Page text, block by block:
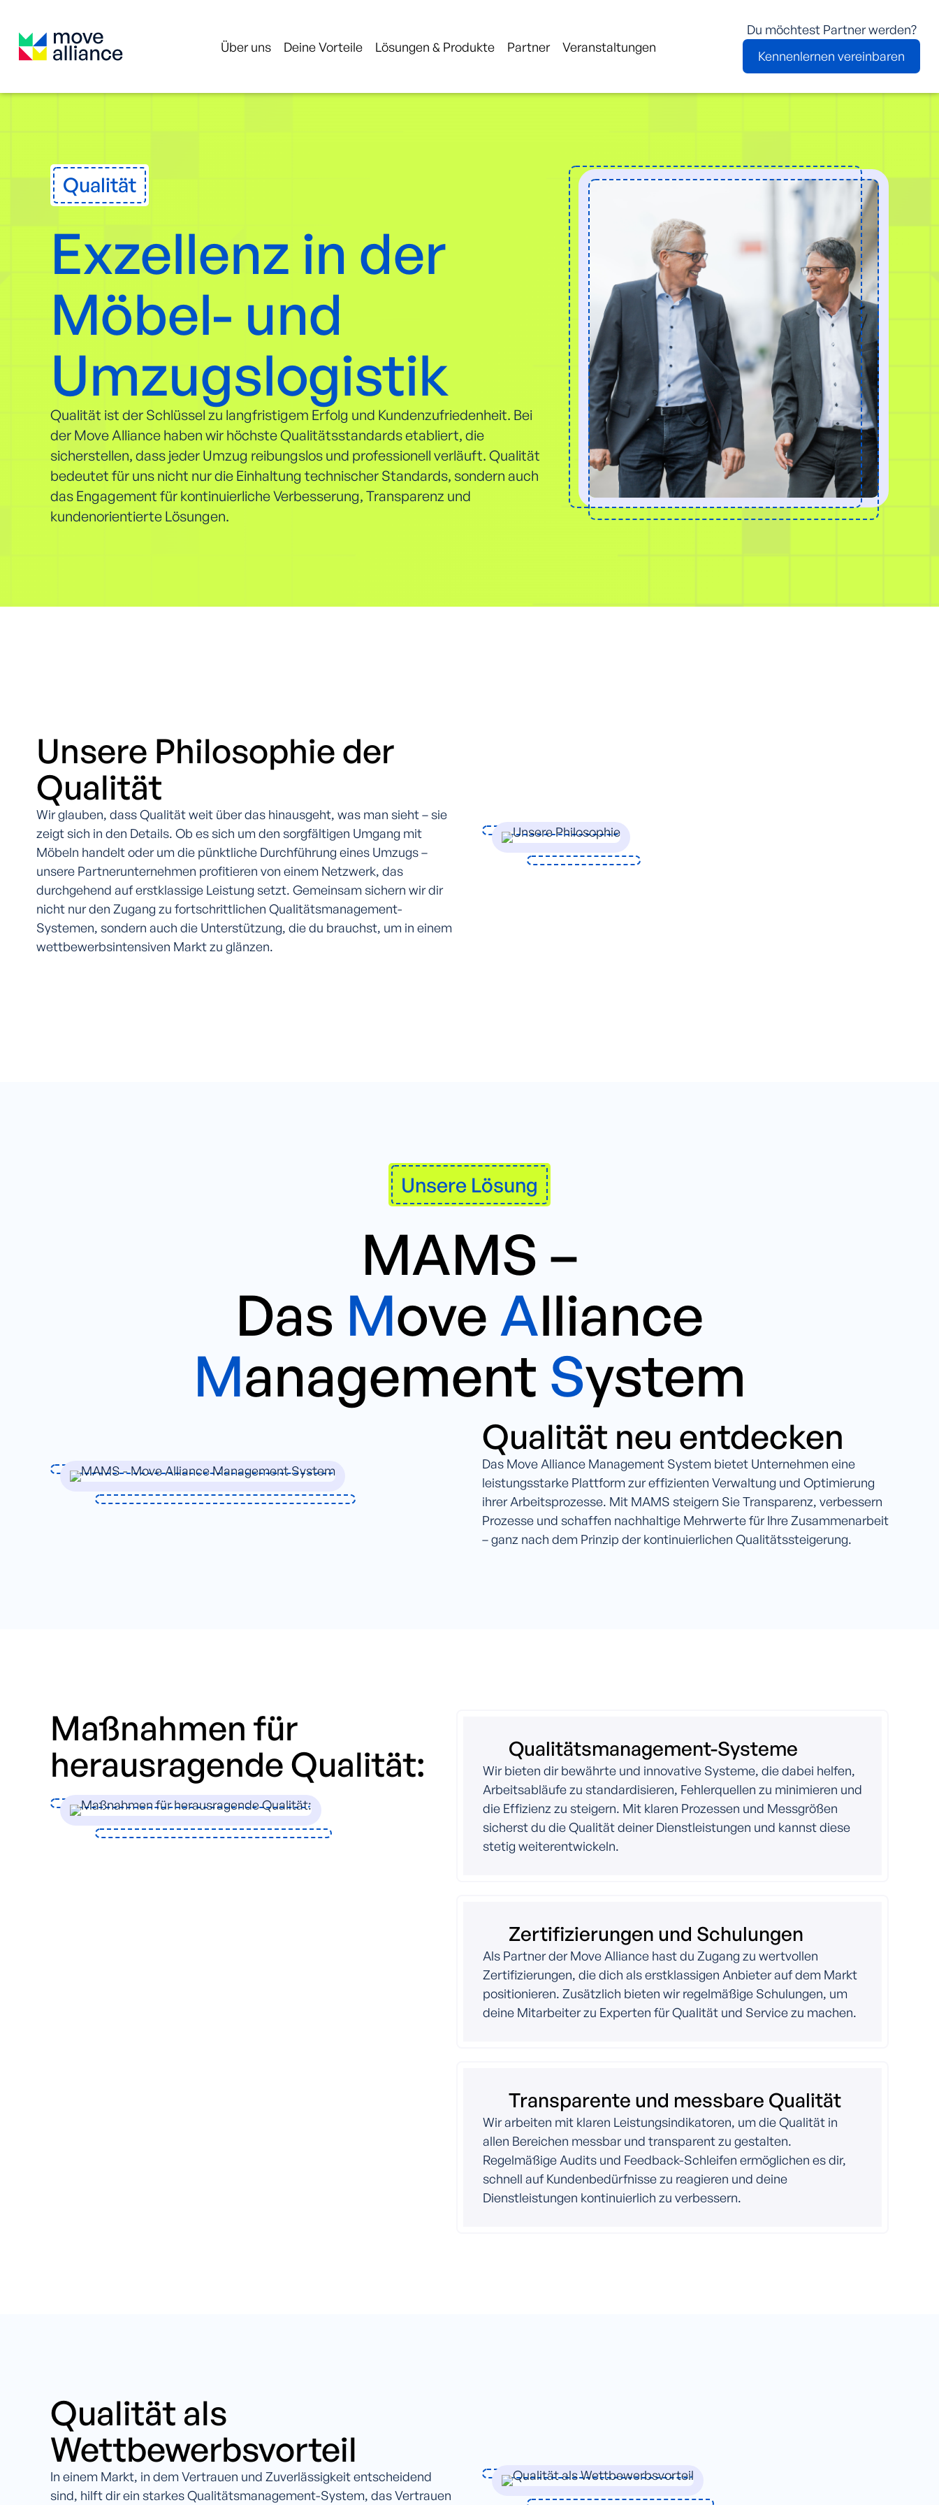
Du möchtest Partner werden?
Kennenlernen vereinbaren
Über uns Deine Vorteile Lösungen & Produkte Partner Veranstaltungen
Qualität
Exzellenz in der
Möbel- und
Umzugslogistik
Qualität ist der Schlüssel zu langfristigem Erfolg und Kundenzufriedenheit. Bei
der Move Alliance haben wir höchste Qualitätsstandards etabliert, die
sicherstellen, dass jeder Umzug reibungslos und professionell verläuft. Qualität
bedeutet für uns nicht nur die Einhaltung technischer Standards, sondern auch
das Engagement für kontinuierliche Verbesserung, Transparenz und
kundenorientierte Lösungen.
Unsere Philosophie der
Qualität
Wir glauben, dass Qualität weit über das hinausgeht, was man sieht – sie
zeigt sich in den Details. Ob es sich um den sorgfältigen Umgang mit
Möbeln handelt oder um die pünktliche Durchführung eines Umzugs –
unsere Partnerunternehmen profitieren von einem Netzwerk, das
durchgehend auf erstklassige Leistung setzt. Gemeinsam sichern wir dir
nicht nur den Zugang zu fortschrittlichen Qualitätsmanagement-
Systemen, sondern auch die Unterstützung, die du brauchst, um in einem
wettbewerbsintensiven Markt zu glänzen.
Unsere Lösung
MAMS –
Das Move Alliance
Management System
Qualität neu entdecken
Das Move Alliance Management System bietet Unternehmen eine
leistungsstarke Plattform zur effizienten Verwaltung und Optimierung
ihrer Arbeitsprozesse. Mit MAMS steigern Sie Transparenz, verbessern
Prozesse und schaffen nachhaltige Mehrwerte für Ihre Zusammenarbeit
– ganz nach dem Prinzip der kontinuierlichen Qualitätssteigerung.
Maßnahmen für
herausragende Qualität:
Qualitätsmanagement-Systeme
Wir bieten dir bewährte und innovative Systeme, die dabei helfen,
Arbeitsabläufe zu standardisieren, Fehlerquellen zu minimieren und
die Effizienz zu steigern. Mit klaren Prozessen und Messgrößen
sicherst du die Qualität deiner Dienstleistungen und kannst diese
stetig weiterentwickeln.
Zertifizierungen und Schulungen
Als Partner der Move Alliance hast du Zugang zu wertvollen
Zertifizierungen, die dich als erstklassigen Anbieter auf dem Markt
positionieren. Zusätzlich bieten wir regelmäßige Schulungen, um
deine Mitarbeiter zu Experten für Qualität und Service zu machen.
Transparente und messbare Qualität
Wir arbeiten mit klaren Leistungsindikatoren, um die Qualität in
allen Bereichen messbar und transparent zu gestalten.
Regelmäßige Audits und Feedback-Schleifen ermöglichen es dir,
schnell auf Kundenbedürfnisse zu reagieren und deine
Dienstleistungen kontinuierlich zu verbessern.
Qualität als
Wettbewerbsvorteil
In einem Markt, in dem Vertrauen und Zuverlässigkeit entscheidend
sind, hilft dir ein starkes Qualitätsmanagement-System, das Vertrauen